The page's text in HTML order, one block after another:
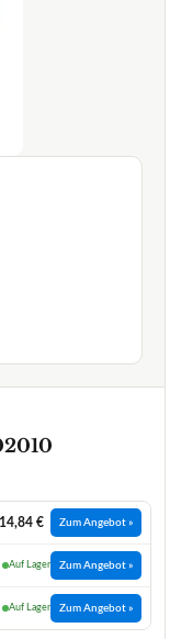
€ Zum Angebot »
Auf Lager Zum Angebot »
Auf Lager Zum Angebot »